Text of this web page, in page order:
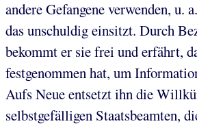
andere Gefangene verwenden, u.
das unschuldig einsitzt. Durch
bekommt er sie frei und erfährt,
festgenommen hat, um
Aufs Neue entsetzt ihn die
selbstgefälligen Staatsbeamten,